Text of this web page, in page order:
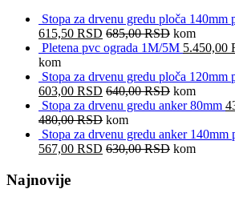
Stopa za drvenu gredu ploča 140mm
615,50 RSD 685,00RSD kom
Pletena pvc ograda 1M/5M 5.450,00
kom
Stopa za drvenu gredu ploča 120mm
603,00 RSD 640,00RSD kom
Stopa za drvenu gredu anker 80mm
480,00RSD kom
Stopa za drvenu gredu anker 140mm
567,00 RSD 630,00RSD kom
Najnovije